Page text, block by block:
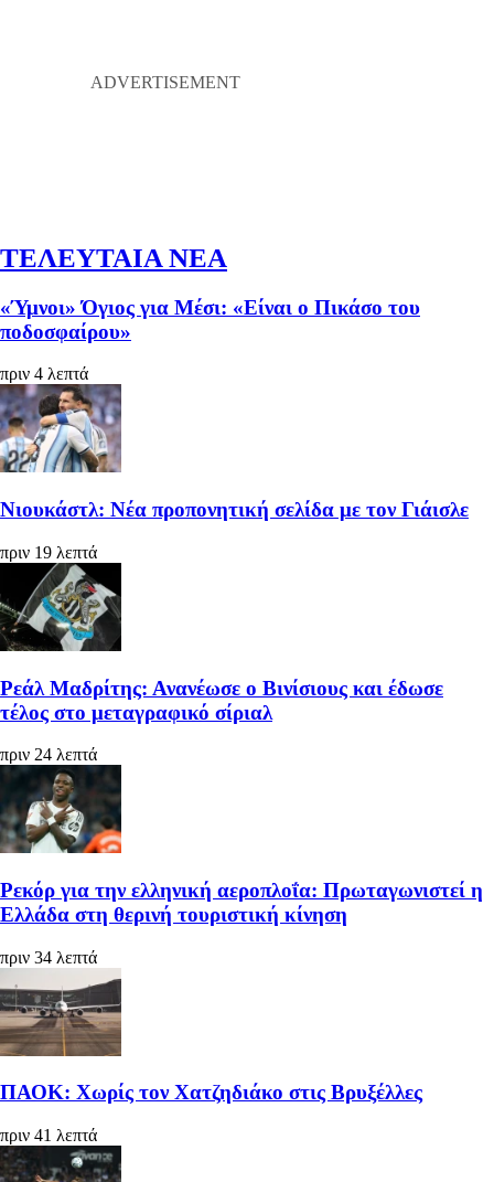
ΤΕΛΕΥΤΑΙΑ ΝΕΑ
«Ύμνοι» Όγιος για Μέσι: «Είναι ο Πικάσο του
ποδοσφαίρου»
πριν 4 λεπτά
Νιουκάστλ: Νέα προπονητική σελίδα με τον Γιάισλε
πριν 19 λεπτά
Ρεάλ Μαδρίτης: Ανανέωσε ο Βινίσιους και έδωσε
τέλος στο μεταγραφικό σίριαλ
πριν 24 λεπτά
Ρεκόρ για την ελληνική αεροπλοΐα: Πρωταγωνιστεί η
Ελλάδα στη θερινή τουριστική κίνηση
πριν 34 λεπτά
ΠΑΟΚ: Χωρίς τον Χατζηδιάκο στις Βρυξέλλες
πριν 41 λεπτά